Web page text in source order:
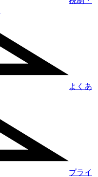
よくあ
プライ